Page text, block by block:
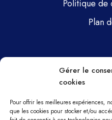
Gérer le
cookies
Pour offrir les meilleures expériences,
que les cookies pour stocker et/ou
Politique de
Plan
Gsti
Gsti